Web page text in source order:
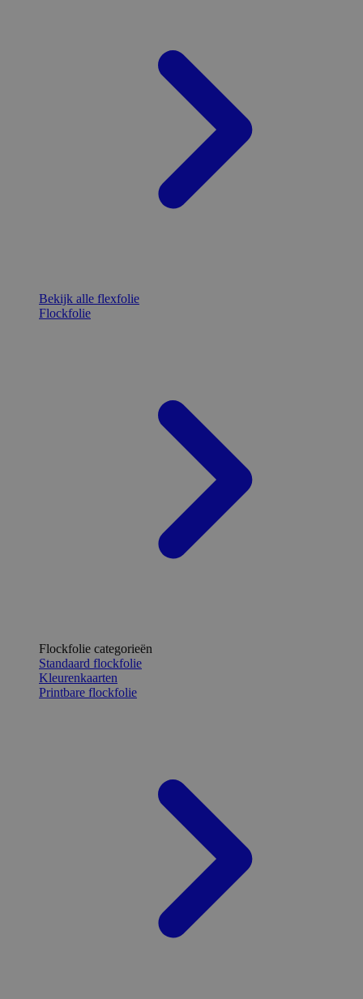
Bekijk alle flexfolie
Flockfolie
Flockfolie categorieën
Standaard flockfolie
Kleurenkaarten
Printbare flockfolie